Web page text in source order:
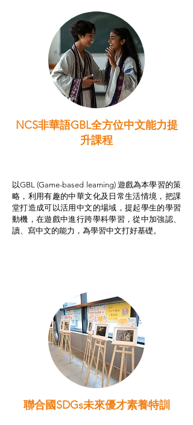
NCS非華語GBL全方位中文能力提
升課程
以GBL (Game-based learning) 遊戲為本學習的策
略，利用有趣的中華文化及日常生活情境，把課
堂打造成可以活用中文的場域，提起學生的學習
動機，在遊戲中進行跨學科學習，從中加強認、
讀、寫中文的能力，為學習中文打好基礎。
聯合國SDGs未來優才素養特訓